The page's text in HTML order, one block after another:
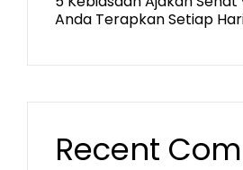
Anda Terapkan Setiap
Recent